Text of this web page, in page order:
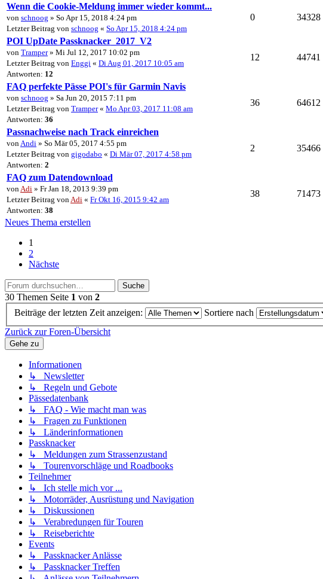
Wenn die Cookie-Meldung immer wieder kommt...
von schnoog » So Apr 15, 2018 4:24 pm
Letzter Beitrag von schnoog « So Apr 15, 2018 4:24 pm
0 34328
POI UpDate Passknacker_2017_V2
von Tramper» Mi Jul 12, 2017 10:02 pm
Letzter Beitrag von Enggi « Di Aug 01, 2017 10:05 am
Antworten: 12
12 44741
FAQ perfekte Pässe POI's für Garmin Navis
von schnoog » Sa Jun 20, 2015 7:11 pm
Letzter Beitrag von Tramper« Mo Apr 03, 2017 11:08 am
Antworten: 36
36 64612
Passnachweise nach Track einreichen
von Andi » So Mär 05, 2017 4:55 pm
Letzter Beitrag von gigodabo « Di Mär 07, 2017 4:58 pm
Antworten: 2
2 35466
FAQ zum Datendownload
von Adi » Fr Jan 18, 2013 9:39 pm
Letzter Beitrag von Adi « Fr Okt 16, 2015 9:42 am
Antworten: 38
38 71473
Neues Thema erstellen
1
2
Nächste
Suche
30 Themen Seite 1 von 2
Beiträge der letzten Zeit anzeigen:
Sortiere nach
Zurück zur Foren-Übersicht
Gehe zu
Informationen
↳ Newsletter
↳ Regeln und Gebote
Pässedatenbank
↳ FAQ - Wie macht man was
↳ Fragen zu Funktionen
↳ Länderinformationen
Passknacker
↳ Meldungen zum Strassenzustand
↳ Tourenvorschläge und Roadbooks
Teilnehmer
↳ Ich stelle mich vor ...
↳ Motorräder, Ausrüstung und Navigation
↳ Diskussionen
↳ Verabredungen für Touren
↳ Reiseberichte
Events
↳ Passknacker Anlässe
↳ Passknacker Treffen